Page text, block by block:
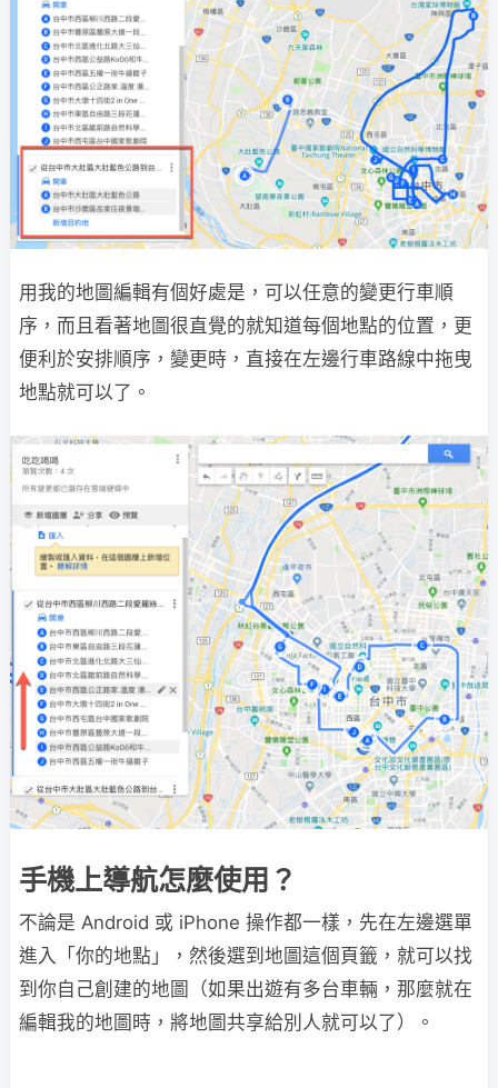
用我的地圖編輯有個好處是，可以任意的變更行車順
序，而且看著地圖很直覺的就知道每個地點的位置，更
便利於安排順序，變更時，直接在左邊行車路線中拖曳
地點就可以了。
手機上導航怎麼使用？
不論是 Android 或 iPhone 操作都一樣，先在左邊選單
進入「你的地點」，然後選到地圖這個頁籤，就可以找
到你自己創建的地圖（如果出遊有多台車輛，那麼就在
編輯我的地圖時，將地圖共享給別人就可以了）。